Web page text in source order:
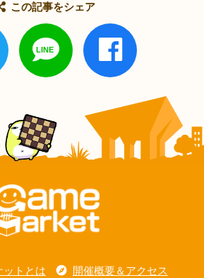
この記事をシェア
ットとは 開催概要＆アクセス